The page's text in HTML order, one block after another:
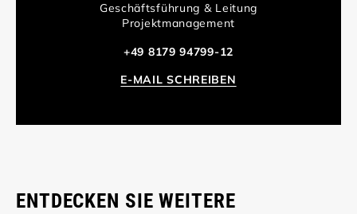
Geschäftsführung & Leitung
Projektmanagement
+49 8179 94799-12
E-MAIL SCHREIBEN
ENTDECKEN SIE WEITERE